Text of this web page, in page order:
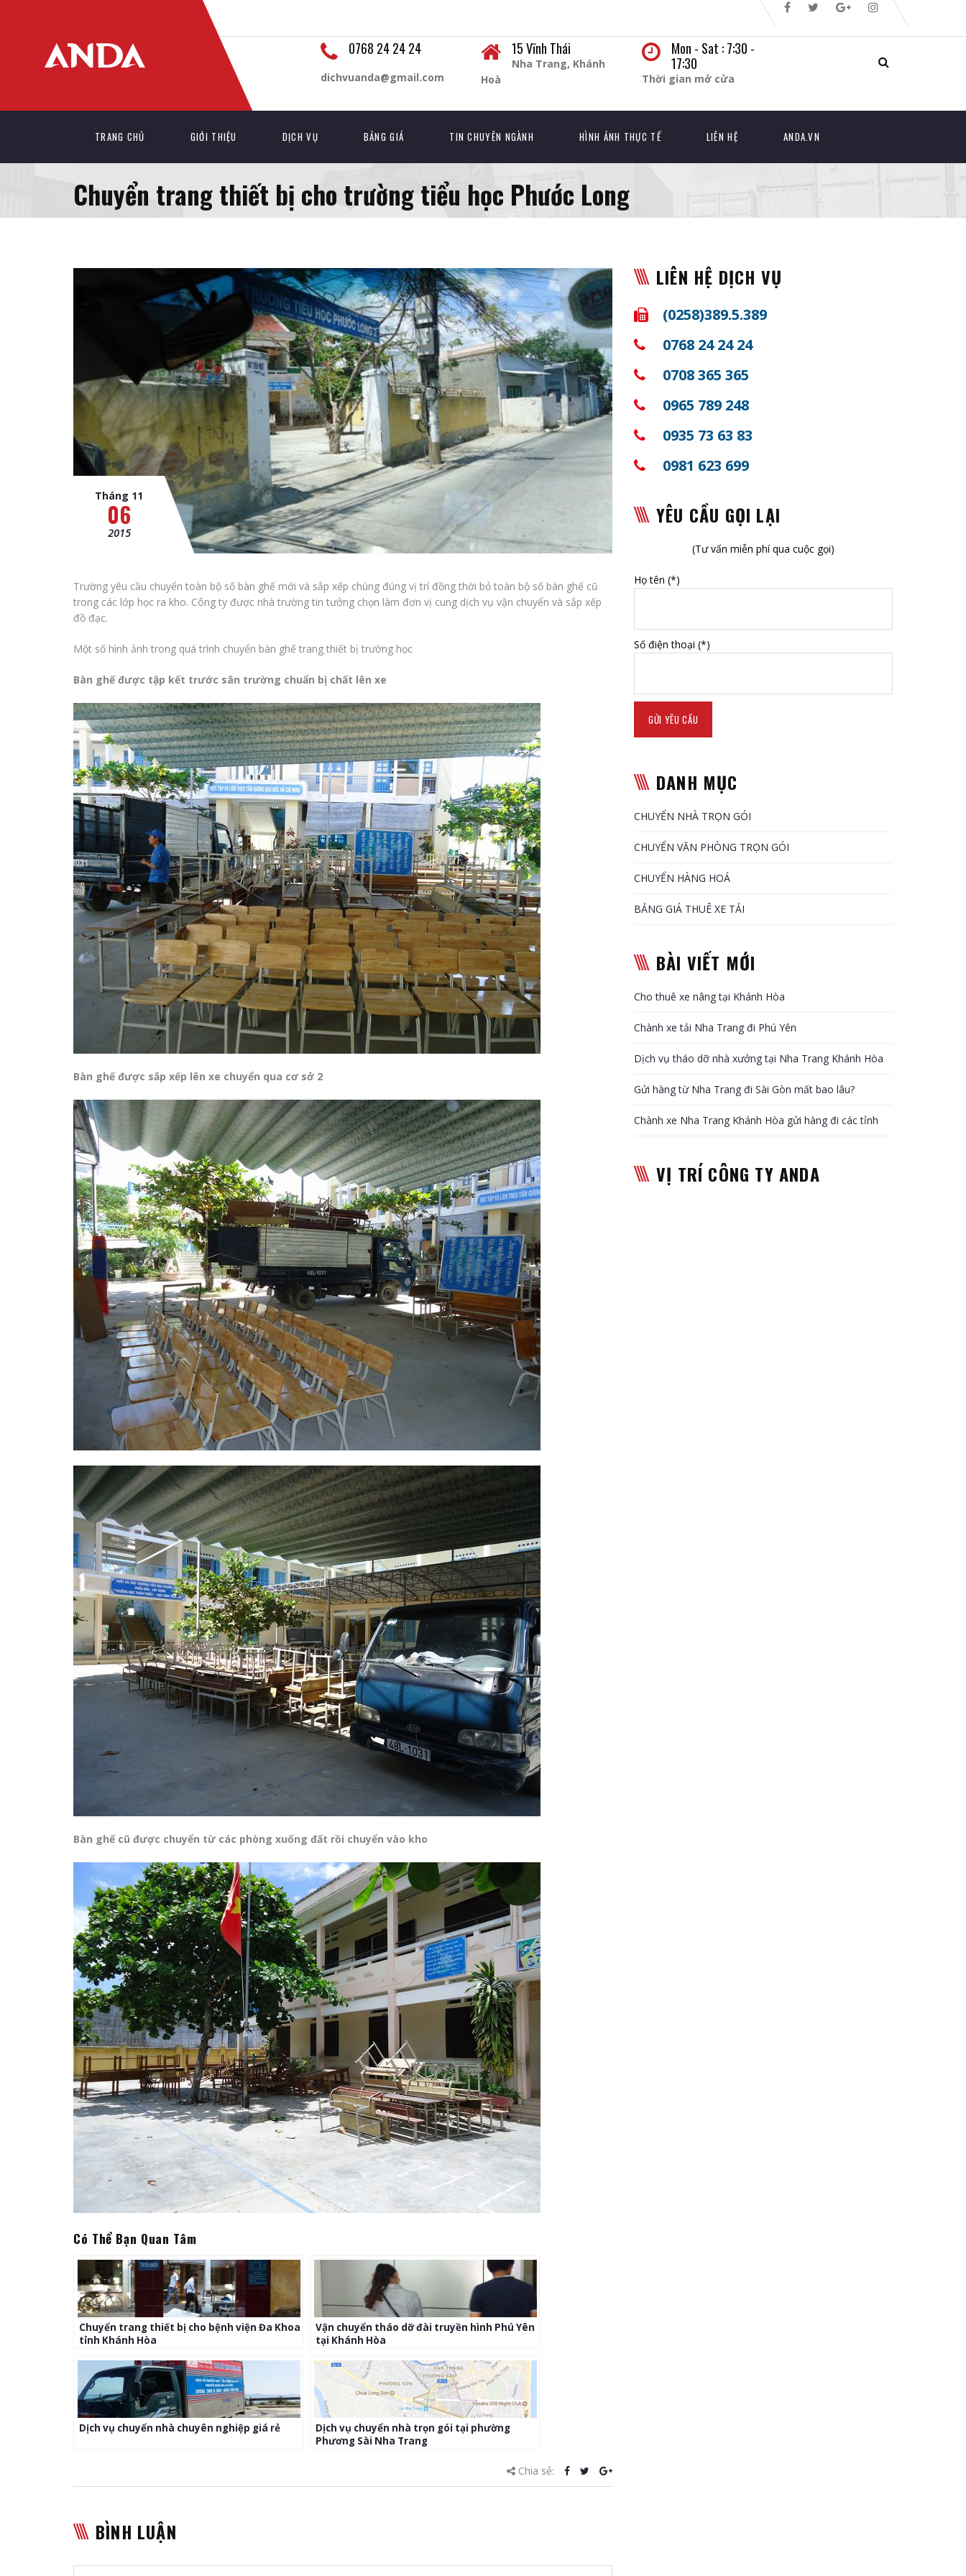
0768 24 24 24
dichvuanda@gmail.com
15 Vĩnh Thái
Nha Trang, Khánh
Hoà
Mon - Sat : 7:30 -
17:30
Thời gian mở cửa
TRANG CHỦ GIỚI THIỆU DỊCH VỤ BẢNG GIÁ TIN CHUYÊN NGÀNH HÌNH ẢNH THỰC TẾ LIÊN HỆ ANDA.VN
Chuyển trang thiết bị cho trường tiểu học Phước Long
Tháng 11
06
2015
Trường yêu cầu chuyển toàn bộ số bàn ghế mới và sắp xếp chúng đúng vị trí đồng thời bỏ toàn bộ số bàn ghế cũ
trong các lớp học ra kho. Công ty được nhà trường tin tưởng chọn làm đơn vị cung dịch vụ vận chuyển và sắp xếp
đồ đạc.
Một số hình ảnh trong quá trình chuyển bàn ghế trang thiết bị trường học
Bàn ghế được tập kết trước sân trường chuẩn bị chất lên xe
Bàn ghế được sắp xếp lên xe chuyển qua cơ sở 2
Bàn ghế cũ được chuyển từ các phòng xuống đất rồi chuyển vào kho
Có Thể Bạn Quan Tâm
Chuyển trang thiết bị cho bệnh viện Đa Khoa
tỉnh Khánh Hòa
Vận chuyển tháo dỡ đài truyền hình Phú Yên
tại Khánh Hòa
Dịch vụ chuyển nhà chuyên nghiệp giá rẻ
Dịch vụ chuyển nhà trọn gói tại phường
Phương Sài Nha Trang
Chia sẻ:
BÌNH LUẬN
LIÊN HỆ DỊCH VỤ
(0258)389.5.389
0768 24 24 24
0708 365 365
0965 789 248
0935 73 63 83
0981 623 699
YÊU CẦU GỌI LẠI
(Tư vấn miễn phí qua cuộc gọi)
Họ tên (*)
Số điện thoại (*)
DANH MỤC
CHUYỂN NHÀ TRỌN GÓI
CHUYỂN VĂN PHÒNG TRỌN GÓI
CHUYỂN HÀNG HOÁ
BẢNG GIÁ THUÊ XE TẢI
BÀI VIẾT MỚI
Cho thuê xe nâng tại Khánh Hòa
Chành xe tải Nha Trang đi Phú Yên
Dịch vụ tháo dỡ nhà xưởng tại Nha Trang Khánh Hòa
Gửi hàng từ Nha Trang đi Sài Gòn mất bao lâu?
Chành xe Nha Trang Khánh Hòa gửi hàng đi các tỉnh
VỊ TRÍ CÔNG TY ANDA